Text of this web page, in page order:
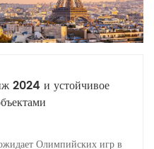
2024 и устойчивое
Олимпийских игр в